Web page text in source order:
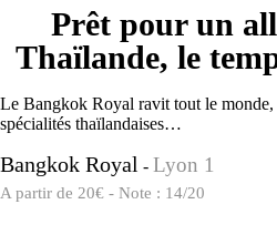
Prêt pour un
Thaïlande, le
Le Bangkok Royal ravit tout le monde,
spécialités thaïlandaises…
Bangkok Royal - Lyon 1
A partir de 20€ - Note : 14/20